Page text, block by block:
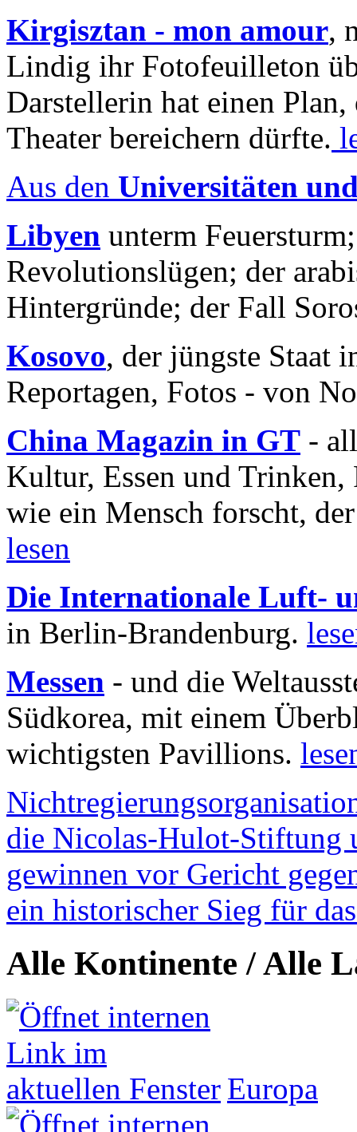
Kirgisztan - mon amour,
Lindig ihr Fotofeuilleton
Darstellerin hat einen Plan,
Theater bereichern dürfte.
Aus den Universitäten
Libyen unterm
Revolutionslügen; der
Hintergründe; der Fall
Kosovo, der jüngste Staat
Reportagen, Fotos - von
China Magazin in GT -
Kultur, Essen und
wie ein Mensch forscht,
lesen
Die Internationale Luft-
in Berlin-Brandenburg.
Messen - und die
Südkorea, mit einem
wichtigsten Pavillions.
die Nicolas-Hulot-Stiftung
gewinnen vor Gericht
ein historischer Sieg für
Alle Kontinente / Alle
Europa